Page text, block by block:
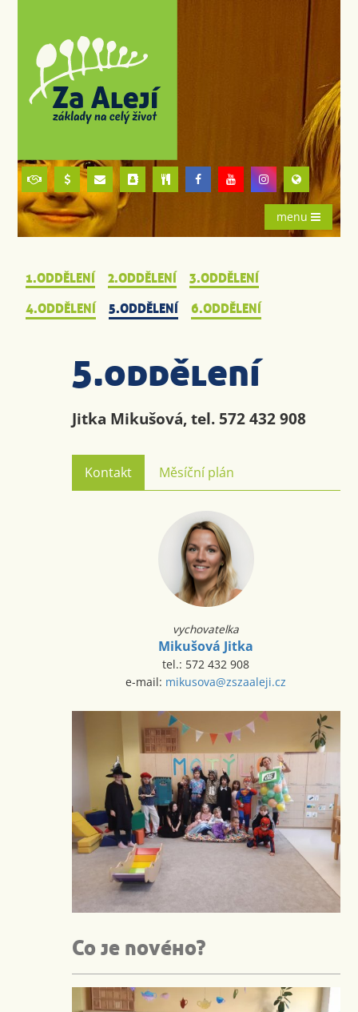
menu
5.oddělení
Jitka Mikušová, tel. 572 432 908
Kontakt Měsíční plán
vychovatelka
Mikušová Jitka
tel.: 572 432 908
e-mail: mikusova@zszaaleji.cz
Co je nového?
1.ODDĚLENÍ 2.ODDĚLENÍ
3.ODDĚLENÍ
4.ODDĚLENÍ
5.ODDĚLENÍ 6.ODDĚLENÍ